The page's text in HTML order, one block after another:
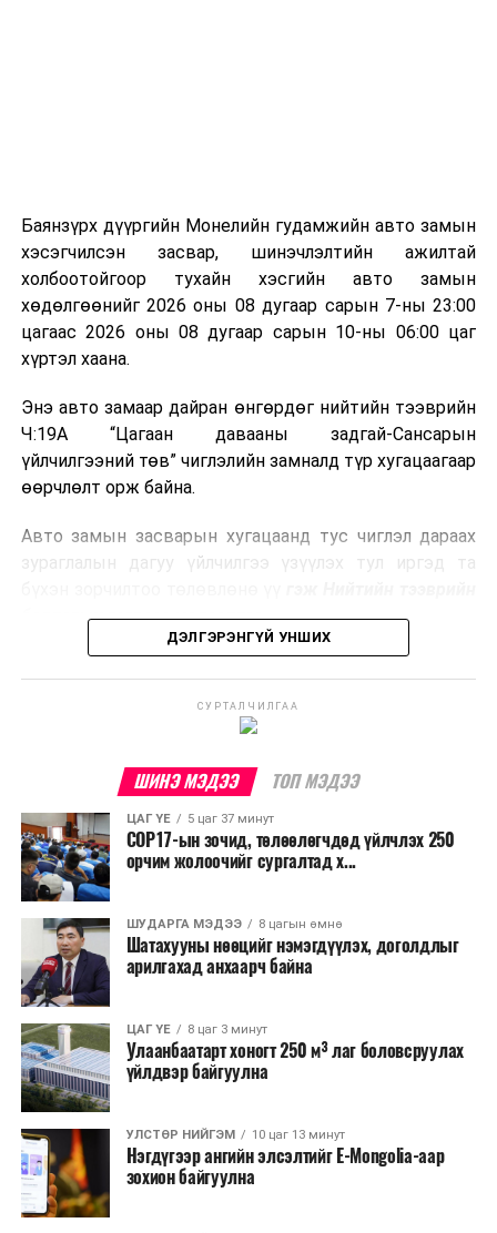
болон дулааны эрчим хүч үйлдвэрлэхэд ашиглаж
болдог. Зарим технологийн хувьд шаталтын дараа
үлдэх үнснээс фосфор зэрэг ашигт эрдсийг сэргээн
авах боломжтой аж.
байна. Тухайлбал, Германд лаг шатаах үйлдвэрээс
гарсан үнснээс фосфор сэргээн авах технологи
ашигладаг бол Нидерландад төвлөрсөн лаг
боловсруулах үйлдвэрүүдээр дулаан, цахилгаан
Ийнхүү лаг хатаах, шатаах технологийг лагийн
улсад өргөн ашиглаж байна.
Баянзүрх дүүргийн Монелийн гудамжийн авто замын
хэсэгчилсэн засвар, шинэчлэлтийн ажилтай
холбоотойгоор тухайн хэсгийн авто замын
хөдөлгөөнийг 2026 оны 08 дугаар сарын 7-ны 23:00
цагаас 2026 оны 08 дугаар сарын 10-ны 06:00 цаг
хүртэл хаана.
Энэ авто замаар дайран өнгөрдөг нийтийн тээврийн
Ч:19А “Цагаан давааны задгай-Сансарын
үйлчилгээний төв” чиглэлийн замналд түр хугацаагаар
өөрчлөлт орж байна.
Авто замын засварын хугацаанд тус чиглэл дараах
зураглалын дагуу үйлчилгээ үзүүлэх тул иргэд та
бодлогын газраас мэдээллээ.
ДЭЛГЭРЭНГҮЙ УНШИХ
СУРТАЛЧИЛГАА
ШИНЭ МЭДЭЭ ТОП МЭДЭЭ
ЦАГ ҮЕ 5 цаг 37 минут
COP17-ын зочид, төлөөлөгчдөд үйлчлэх 250
орчим жолоочийг сургалтад х...
ШУДАРГА МЭДЭЭ 8 цагын өмнө
Шатахууны нөөцийг нэмэгдүүлэх, доголдлыг
арилгахад анхаарч байна
ЦАГ ҮЕ 8 цаг 3 минут
Улаанбаатарт хоногт 250 м³ лаг боловсруулах
үйлдвэр байгуулна
УЛСТӨР НИЙГЭМ 10 цаг 13 минут
Нэгдүгээр ангийн элсэлтийг E-Mongolia-аар
зохион байгуулна